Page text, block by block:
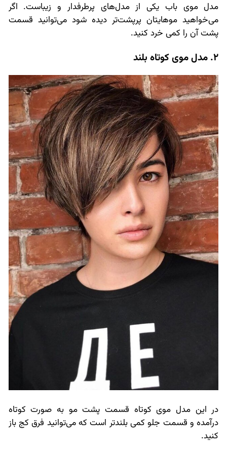
مدل موی باب یکی از مدل‌های پرطرفدار و زیباست. اگر
می‌خواهید موهایتان پرپشت‌تر دیده شود می‌توانید قسمت
پشت آن را کمی خرد کنید.
2. مدل موی کوتاه بلند
در این مدل موی کوتاه قسمت پشت مو به صورت کوتاه
درآمده و قسمت جلو کمی بلندتر است که می‌توانید فرق کج باز
کنید.